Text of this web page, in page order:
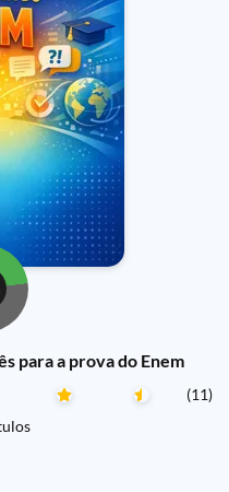
para a prova do Enem
(11)